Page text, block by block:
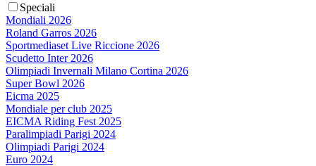
Speciali
Mondiali 2026
Roland Garros 2026
Sportmediaset Live Riccione 2026
Scudetto Inter 2026
Olimpiadi Invernali Milano Cortina 2026
Super Bowl 2026
Eicma 2025
Mondiale per club 2025
EICMA Riding Fest 2025
Paralimpiadi Parigi 2024
Olimpiadi Parigi 2024
Euro 2024